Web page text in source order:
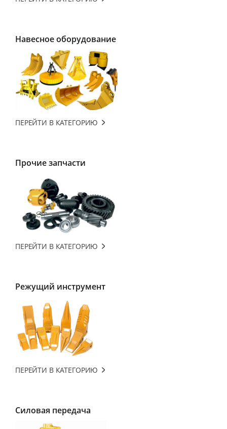
Навесное оборудование
ПЕРЕЙТИ В КАТЕГОРИЮ
Прочие запчасти
ПЕРЕЙТИ В КАТЕГОРИЮ
Режущий инструмент
ПЕРЕЙТИ В КАТЕГОРИЮ
Силовая передача